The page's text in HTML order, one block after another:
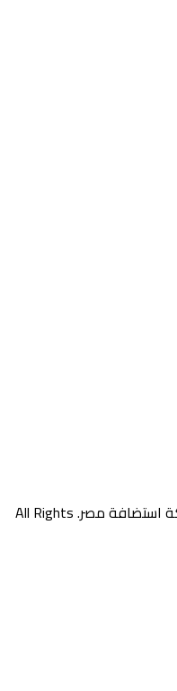
Copyright © 2026 EgyHosting - شركة استضافة مصر. All Rights